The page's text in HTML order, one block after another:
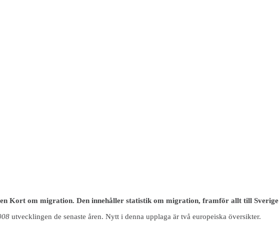
Kort om migration. Den innehåller statistik om migration, framför allt till Sverige
utvecklingen de senaste åren. Nytt i denna upplaga är två europeiska översikter.